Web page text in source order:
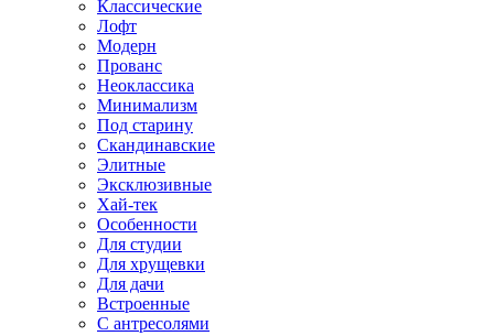
Классические
Лофт
Модерн
Прованс
Неоклассика
Минимализм
Под старину
Скандинавские
Элитные
Эксклюзивные
Хай-тек
Особенности
Для студии
Для хрущевки
Для дачи
Встроенные
С антресолями